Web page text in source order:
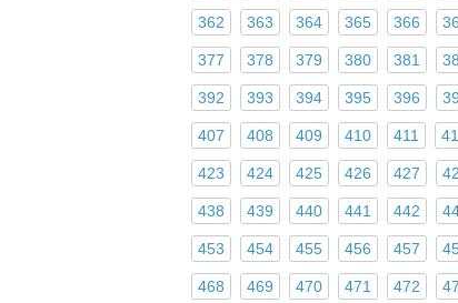
362 363 364 365 366
377 378 379 380 381
392 393 394 395 396
407 408 409 410 411
423 424 425 426 427
438 439 440 441 442
453 454 455 456 457
468 469 470 471 472